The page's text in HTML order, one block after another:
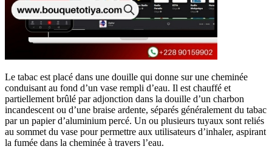
Le tabac est placé dans une douille qui donne sur une cheminée
conduisant au fond d’un vase rempli d’eau. Il est chauffé et
partiellement brûlé par adjonction dans la douille d’un charbon
incandescent ou d’une braise ardente, séparés généralement du tabac
par un papier d’aluminium percé. Un ou plusieurs tuyaux sont reliés
au sommet du vase pour permettre aux utilisateurs d’inhaler, aspirant
la fumée dans la cheminée à travers l’eau.